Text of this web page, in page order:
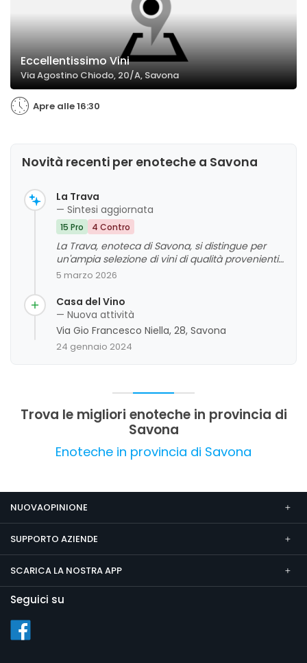
Eccellentissimo Vini
Via Agostino Chiodo, 20/A, Savona
Apre alle 16:30
Novità recenti per enoteche a Savona
La Trava
— Sintesi aggiornata
15 Pro 4 Contro
La Trava, enoteca di Savona, si distingue per
un'ampia selezione di vini di qualità provenienti
da diverse regioni italiane, accompagnata da
apprezza l'atmosfera accogliente e la
disponibilità dello staff, anche in situazioni di
barriere linguistiche. Sebbene alcuni commenti
evidenzino una riduzione della varietà e un
aumento dei prezzi dopo il cambio di gestione,
appassionati di vino in Liguria, offrendo prodotti
5 marzo 2026
Casa del Vino
— Nuova attività
Via Gio Francesco Niella, 28, Savona
24 gennaio 2024
Trova le migliori enoteche in provincia di
Savona
Enoteche in provincia di Savona
NUOVAOPINIONE
SUPPORTO AZIENDE
SCARICA LA NOSTRA APP
Seguici su